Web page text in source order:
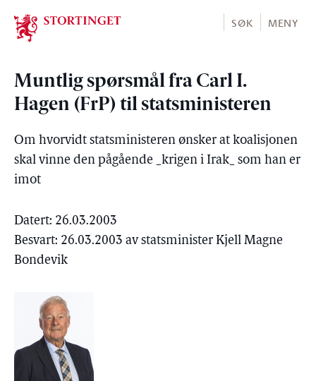
Stortinget.no
SØK MENY
Muntlig spørsmål fra Carl I.
Hagen (FrP) til statsministeren
Om hvorvidt statsministeren ønsker at koalisjonen
skal vinne den pågående _krigen i Irak_ som han er
imot
Datert: 26.03.2003
Besvart: 26.03.2003 av statsminister Kjell Magne
Bondevik